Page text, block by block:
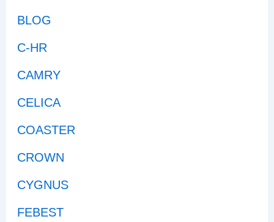
BLOG
C-HR
CAMRY
CELICA
COASTER
CROWN
CYGNUS
FEBEST